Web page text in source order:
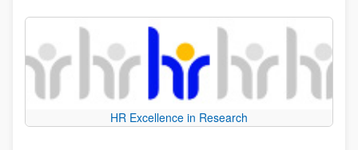
HR Excellence in Research